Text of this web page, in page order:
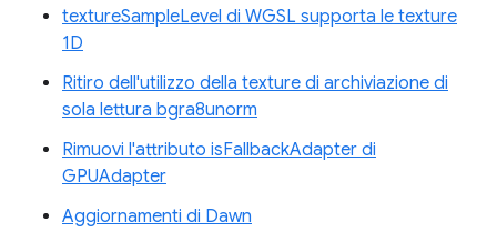
textureSampleLevel di WGSL supporta le texture
1D
Ritiro dell'utilizzo della texture di archiviazione di
sola lettura bgra8unorm
Rimuovi l'attributo isFallbackAdapter di
GPUAdapter
Aggiornamenti di Dawn